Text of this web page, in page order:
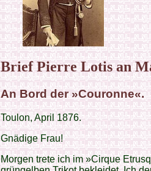
Brief Pierre Lotis an
An Bord der »Couronne«.
Toulon, April 1876.
Gnädige Frau!
Morgen trete ich im »Cirque